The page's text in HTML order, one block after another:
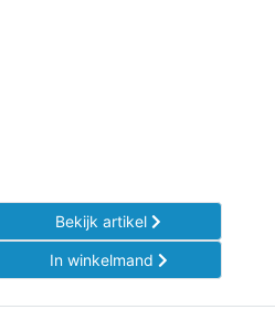
Bekijk artikel
In winkelmand